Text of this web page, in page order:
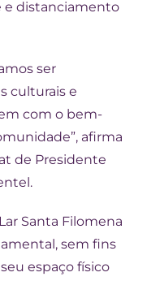
e distanciamento
ser
culturais e
com o bem-
afirma
de Presidente
Santa Filomena
sem fins
espaço físico